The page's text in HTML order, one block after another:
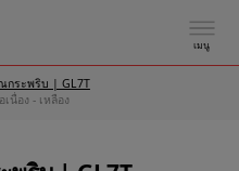
เมนู
ระพริบ | GL7T
นื่อง - เหลือง